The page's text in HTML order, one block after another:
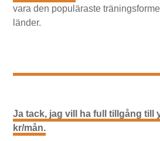
vara den populäraste
länder.
Ja tack, jag vill ha full tillgång till
kr/mån.